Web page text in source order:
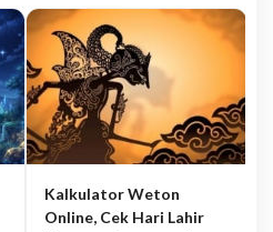
Kalkulator Weton
Online, Cek Hari Lahir